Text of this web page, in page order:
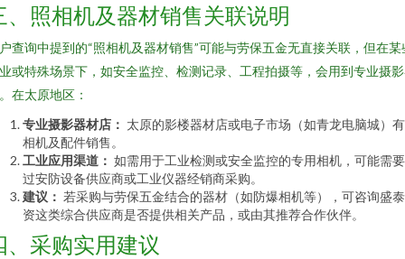
、照相机及器材销售关联说明
查询中提到的“照相机及器材销售”可能与劳保五金无直接关联，但在某
或特殊场景下，如安全监控、检测记录、工程拍摄等，会用到专业摄
在太原地区：
专业摄影器材店： 太原的影楼器材店或电子市场（如青龙电脑城）
相机及配件销售。
工业应用渠道： 如需用于工业检测或安全监控的专用相机，可能需
过安防设备供应商或工业仪器经销商采购。
建议： 若采购与劳保五金结合的器材（如防爆相机等），可咨询盛
资这类综合供应商是否提供相关产品，或由其推荐合作伙伴。
、采购实用建议